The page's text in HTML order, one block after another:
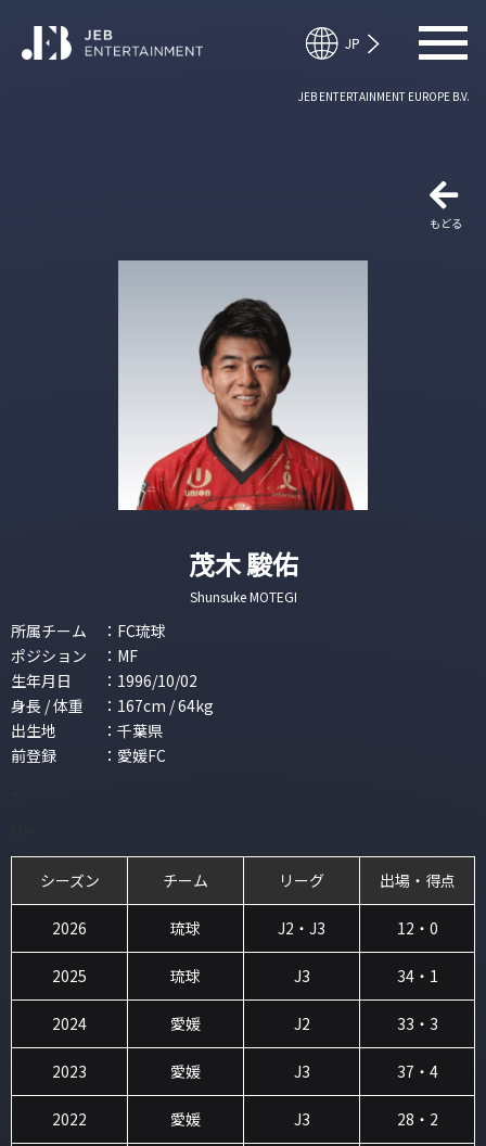
JEB ENTERTAINMENT EUROPE B.V.
もどる
茂木 駿佑
Shunsuke MOTEGI
所属チーム ： FC琉球
ポジション
： MF
生年月日
： 1996/10/02
身長 / 体重
： 167cm / 64kg
出生地
： 千葉県
前登録
： 愛媛FC
シーズン チーム リーグ 出場・得点
2026 琉球 J2・J3 12・0
2025 琉球 J3 34・1
2024 愛媛 J2 33・3
2023 愛媛 J3 37・4
2022 愛媛 J3 28・2